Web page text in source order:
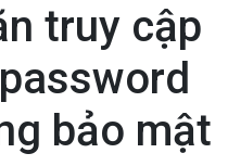
truy cập
bảo mật